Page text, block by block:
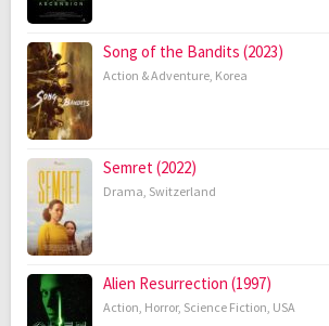
Song of the Bandits (2023)
Action & Adventure Korea
Semret (2022)
Drama Switzerland
Alien Resurrection (1997)
Action Horror, Science Fiction USA